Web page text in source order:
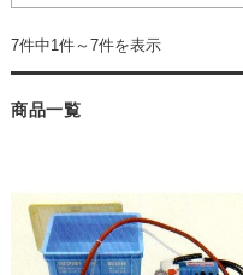
7件中1件～7件を表示
商品一覧